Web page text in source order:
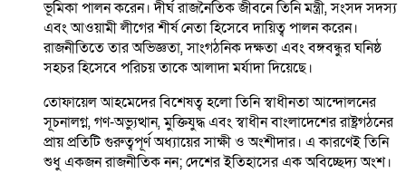
ভূমিকা পালন করেন। দীর্ঘ রাজনৈতিক জীবনে তিনি মন্ত্রী, সংসদ সদস্য
এবং আওয়ামী লীগের শীর্ষ নেতা হিসেবে দায়িত্ব পালন করেন।
রাজনীতিতে তার অভিজ্ঞতা, সাংগঠনিক দক্ষতা এবং বঙ্গবন্ধুর ঘনিষ্ঠ
সহচর হিসেবে পরিচয় তাকে আলাদা মর্যাদা দিয়েছে।
তোফায়েল আহমেদের বিশেষত্ব হলো তিনি স্বাধীনতা আন্দোলনের
সূচনালগ্ন, গণ-অভ্যুত্থান, মুক্তিযুদ্ধ এবং স্বাধীন বাংলাদেশের রাষ্ট্রগঠনের
প্রায় প্রতিটি গুরুত্বপূর্ণ অধ্যায়ের সাক্ষী ও অংশীদার। এ কারণেই তিনি
শুধু একজন রাজনীতিক নন; দেশের ইতিহাসের এক অবিচ্ছেদ্য অংশ।